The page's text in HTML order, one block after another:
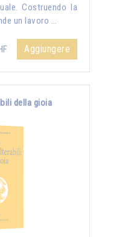
Costruendo la
un lavoro …
Aggiungere
della gioia